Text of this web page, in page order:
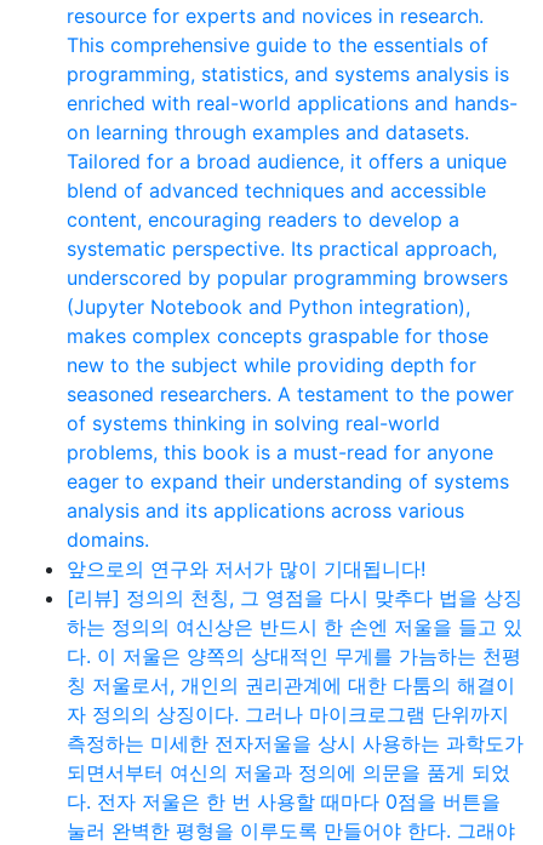
resource for experts and novices in research.
This comprehensive guide to the essentials of
programming, statistics, and systems analysis is
enriched with real-world applications and hands-
on learning through examples and datasets.
Tailored for a broad audience, it offers a unique
blend of advanced techniques and accessible
content, encouraging readers to develop a
systematic perspective. Its practical approach,
underscored by popular programming browsers
(Jupyter Notebook and Python integration),
makes complex concepts graspable for those
new to the subject while providing depth for
seasoned researchers. A testament to the power
of systems thinking in solving real-world
problems, this book is a must-read for anyone
eager to expand their understanding of systems
analysis and its applications across various
domains.
앞으로의 연구와 저서가 많이 기대됩니다!
[리뷰] 정의의 천칭, 그 영점을 다시 맞추다 법을 상징
하는 정의의 여신상은 반드시 한 손엔 저울을 들고 있
다. 이 저울은 양쪽의 상대적인 무게를 가늠하는 천평
칭 저울로서, 개인의 권리관계에 대한 다툼의 해결이
자 정의의 상징이다. 그러나 마이크로그램 단위까지
측정하는 미세한 전자저울을 상시 사용하는 과학도가
되면서부터 여신의 저울과 정의에 의문을 품게 되었
다. 전자 저울은 한 번 사용할 때마다 0점을 버튼을
눌러 완벽한 평형을 이루도록 만들어야 한다. 그래야